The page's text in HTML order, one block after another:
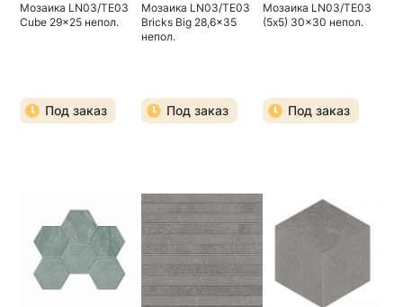
Мозаика LN03/TE03
Cube 29x25 непол.
Под заказ
Мозаика LN03/TE03
Bricks Big 28,6x35
непол.
Под заказ
Мозаика LN03/TE03
(5х5) 30x30 непол.
Под заказ